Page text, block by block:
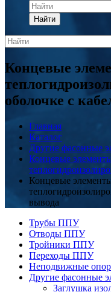
Найти
Концевые
оболочке с
Главная
Каталог
Другие фасонные
Концевые
Концевые
вывода
Трубы ППУ
Отводы ППУ
Тройники ППУ
Переходы ППУ
Неподвижные
Другие фасонные
Заглушка